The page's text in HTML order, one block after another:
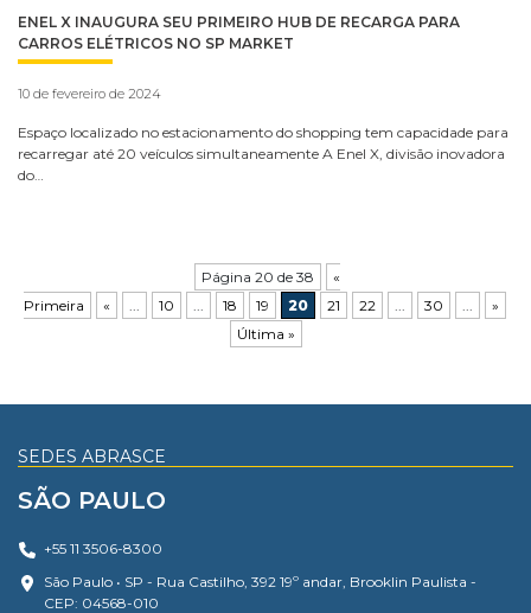
ENEL X INAUGURA SEU PRIMEIRO HUB DE RECARGA PARA
CARROS ELÉTRICOS NO SP MARKET
10 de fevereiro de 2024
Espaço localizado no estacionamento do shopping tem capacidade para
recarregar até 20 veículos simultaneamente A Enel X, divisão inovadora
do…
Página 20 de 38
«
Primeira
« ... 10 ... 18 19 20 21 22 ... 30 ...
»
Última »
SEDES ABRASCE
SÃO PAULO
+55 11 3506-8300
São Paulo • SP - Rua Castilho, 392 19º andar, Brooklin Paulista -
CEP: 04568-010